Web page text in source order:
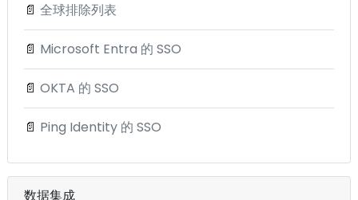
📄 全球排除列表
📄 Microsoft Entra 的 SSO
📄 OKTA 的 SSO
📄 Ping Identity 的 SSO
数据集成